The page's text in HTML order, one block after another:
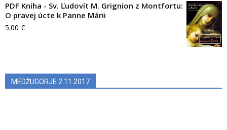
PDF Kniha - Sv. Ľudovít M. Grignion z Montfortu:
O pravej úcte k Panne Márii
5.00 €
MEDŽUGORJE 2.11.2017